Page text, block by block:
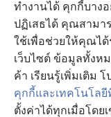
ทำงานได้ คุกกี้บาง
ปฏิเสธได้ คุณสามา
ใช้เพื่อช่วยให้คุณไ
เว็บไซต์ ข้อมูลทั้งห
ค้า เรียนรู้เพิ่มเติม
คุกกี้และเทคโนโล
ตั้งค่าได้ทุกเมื่อโดย
ห้องสมุดว็อชเทาเว
Copyright© 2026 Watch
เงื่อนไขการใช้งาน|